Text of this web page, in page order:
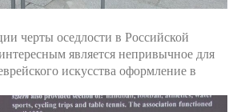
черты оседлости в Российской
является непривычное для
искусства оформление в